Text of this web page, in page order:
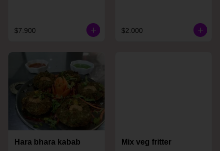
$7.900 $2.000
Hara bhara kabab Mix veg fritter